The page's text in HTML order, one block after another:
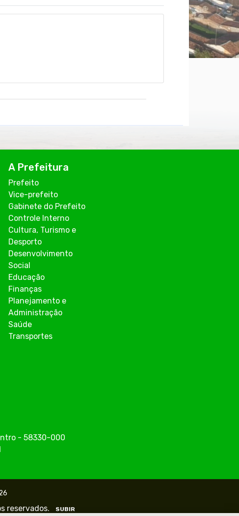
A Prefeitura
Prefeito
Vice-prefeito
Gabinete do Prefeito
Controle Interno
Cultura, Turismo e
Desporto
Desenvolvimento
Social
Educação
Finanças
Planejamento e
Administração
Saúde
Transportes
- 58330-000
reservados. SUBIR